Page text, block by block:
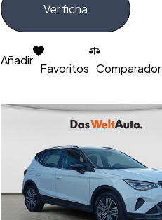
Ver ficha
Añadir
Favoritos Comparador